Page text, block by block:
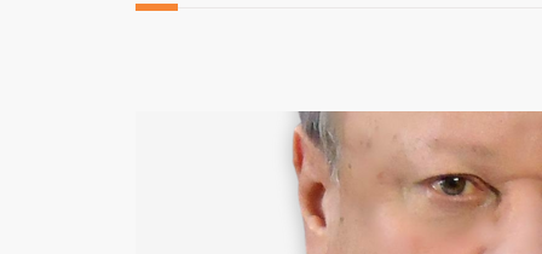
O Crime
Redação
Das